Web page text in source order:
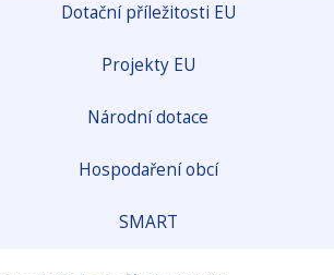
Dotační příležitosti EU
Projekty EU
Národní dotace
Hospodaření obcí
SMART